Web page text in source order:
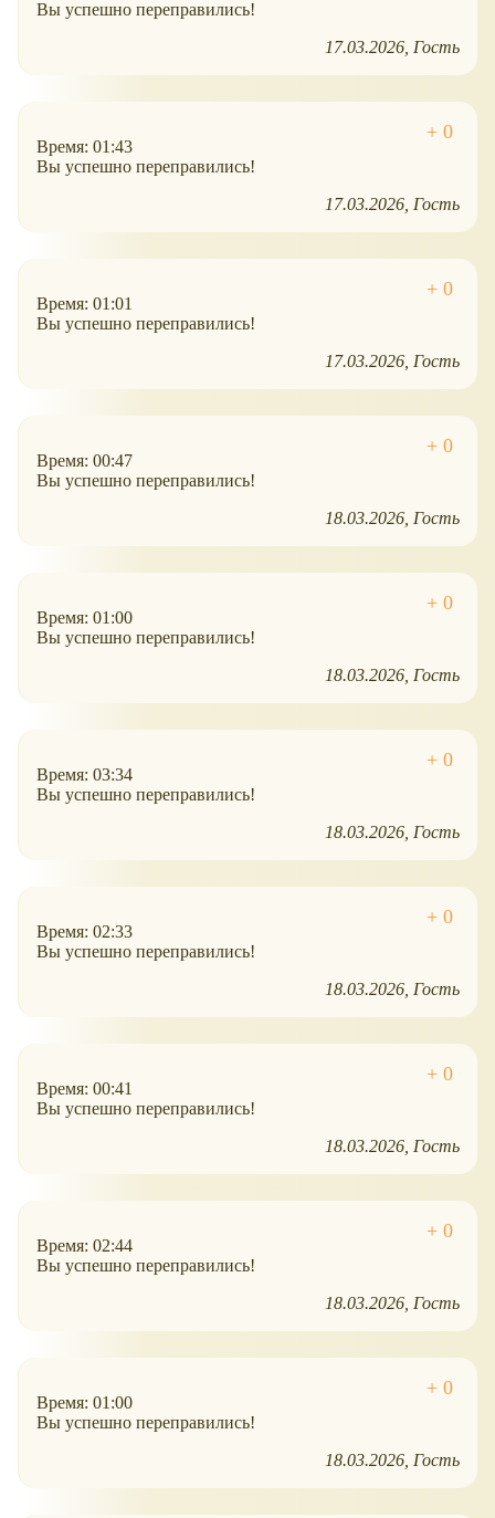
Вы успешно переправились!
17.03.2026 Гость
Время: 01:43
Вы успешно переправились!
17.03.2026 Гость
Время: 01:01
Вы успешно переправились!
17.03.2026 Гость
Время: 00:47
Вы успешно переправились!
18.03.2026 Гость
Время: 01:00
Вы успешно переправились!
18.03.2026 Гость
Время: 03:34
Вы успешно переправились!
18.03.2026 Гость
Время: 02:33
Вы успешно переправились!
18.03.2026 Гость
Время: 00:41
Вы успешно переправились!
18.03.2026 Гость
Время: 02:44
Вы успешно переправились!
18.03.2026 Гость
Время: 01:00
Вы успешно переправились!
18.03.2026 Гость